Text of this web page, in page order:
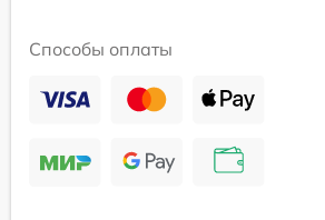
Способы оплаты